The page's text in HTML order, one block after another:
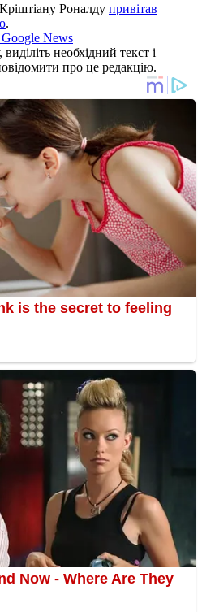
Кріштіану Роналду привітав
.
News
необхідний текст і
про це редакцію.